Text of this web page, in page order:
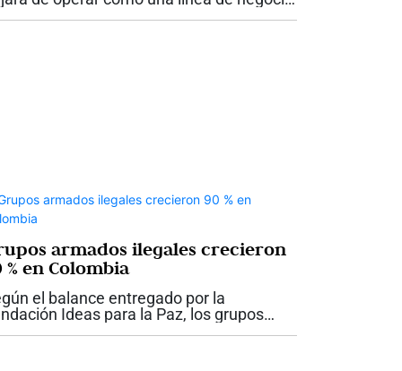
Bancolombia y se convertirá en Nequi
armados ilegales crecieron
% en Colombia
el balance entregado por la
Ideas para la Paz, los grupos
ilegales en Colombia pasaron de